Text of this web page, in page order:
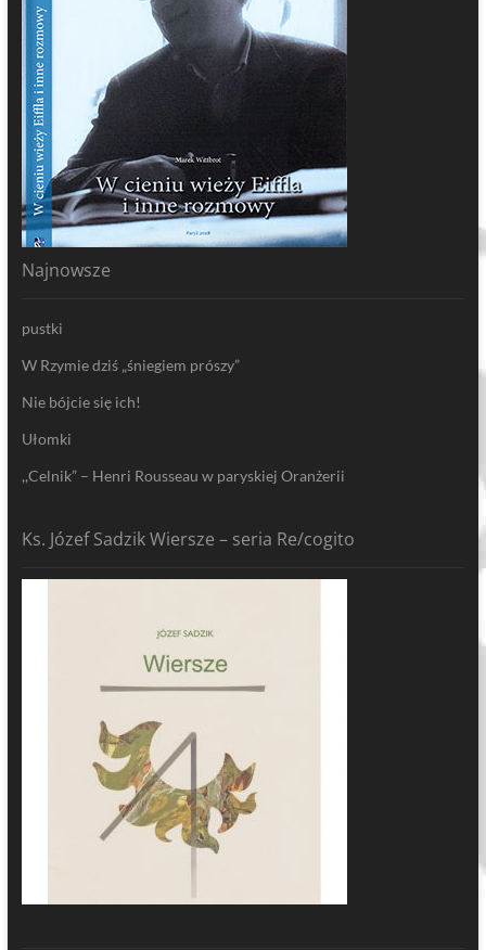
Najnowsze
pustki
W Rzymie dziś „śniegiem prószy”
Nie bójcie się ich!
Ułomki
,,Celnik” – Henri Rousseau w paryskiej Oranżerii
Ks. Józef Sadzik Wiersze – seria Re/cogito